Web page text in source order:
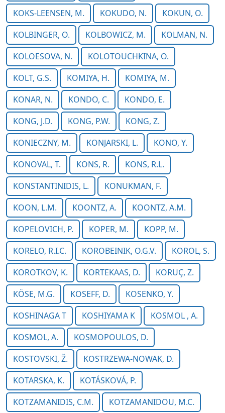
KOKS-LEENSEN, M. KOKUDO, N.
KOKUN, O.
KOLBINGER, O.
KOLBOWICZ, M.
KOLMAN, N.
KOLOESOVA, N.
KOLOTOUCHKINA, O.
KOLT, G.S.
KOMIYA, H.
KOMIYA, M.
KONAR, N.
KONDO, C.
KONDO, E.
KONG, J.D.
KONG, P.W.
KONG, Z.
KONIECZNY, M.
KONJARSKI, L.
KONO, Y.
KONOVAL, T.
KONS, R.
KONS, R.L.
KONSTANTINIDIS, L.
KONUKMAN, F.
KOON, L.M.
KOONTZ, A.
KOONTZ, A.M.
KOPELOVICH, P.
KOPER, M.
KOPP, M.
KORELO, R.I.C.
KOROBEINIK, O.G.V.
KOROL, S.
KOROTKOV, K.
KORTEKAAS, D.
KORUÇ, Z.
KÖSE, M.G.
KOSEFF, D.
KOSENKO, Y.
KOSHINAGA T
KOSHIYAMA K
KOSMOL , A.
KOSMOL, A.
KOSMOPOULOS, D.
KOSTOVSKI, Ž.
KOSTRZEWA-NOWAK, D.
KOTARSKA, K.
KOTÁSKOVÁ, P.
KOTZAMANIDIS, C.M.
KOTZAMANIDOU, M.C.